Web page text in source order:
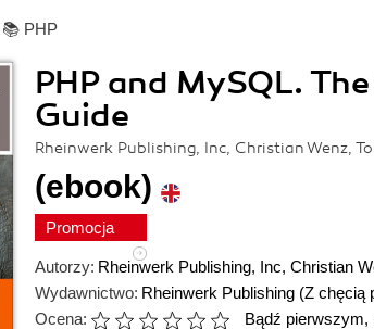
📚 PHP
PHP and MySQL.
Guide
Rheinwerk Publishing, Inc, Christian Wenz,
(ebook)
Promocja
Autorzy: Rheinwerk Publishing, Inc, Christian
Wydawnictwo: Rheinwerk Publishing (Z chęcią
Ocena:
Bądź